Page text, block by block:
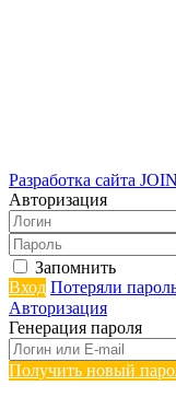
Разработка сайта
Авторизация
Запомнить
Вход Потеряли
Авторизация
Генерация пароля
Получить новый